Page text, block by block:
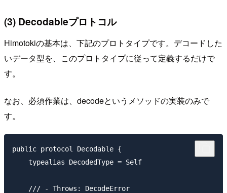
(3) Decodableプロトコル
Himotokiの基本は、下記のプロトタイプです。デコードした
いデータ型を、このプロトタイプに従って定義するだけで
す。
なお、必須作業は、decodeというメソッドの実装のみで
す。
public protocol Decodable {
    typealias DecodedType = Self
    /// - Throws: DecodeError